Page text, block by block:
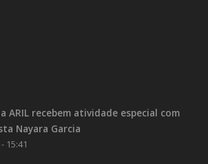
ARIL recebem atividade especial com
Nayara Garcia
15:41